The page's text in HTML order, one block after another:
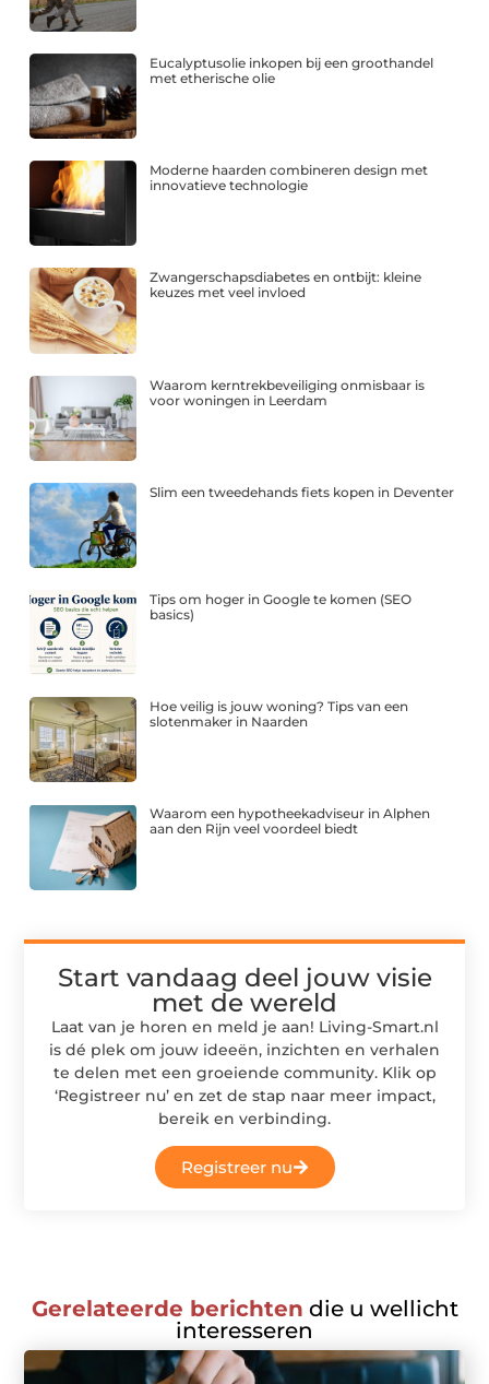
Eucalyptusolie inkopen bij een groothandel
met etherische olie
Moderne haarden combineren design met
innovatieve technologie
Zwangerschapsdiabetes en ontbijt: kleine
keuzes met veel invloed
Waarom kerntrekbeveiliging onmisbaar is
voor woningen in Leerdam
Slim een tweedehands fiets kopen in Deventer
Tips om hoger in Google te komen (SEO
basics)
Hoe veilig is jouw woning? Tips van een
slotenmaker in Naarden
Waarom een hypotheekadviseur in Alphen
aan den Rijn veel voordeel biedt
Start vandaag deel jouw visie
met de wereld
Laat van je horen en meld je aan! Living-Smart.nl
is dé plek om jouw ideeën, inzichten en verhalen
te delen met een groeiende community. Klik op
‘Registreer nu’ en zet de stap naar meer impact,
bereik en verbinding.
Registreer nu
Gerelateerde berichten die u wellicht
interesseren